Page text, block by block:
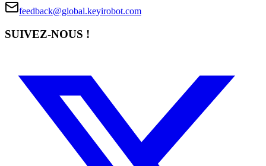
feedback@global.keyirobot.com
SUIVEZ-NOUS !